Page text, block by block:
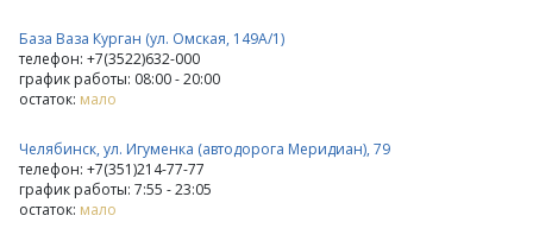
База Ваза Курган (ул. Омская, 149А/1)
телефон: +7(3522)632-000
график работы: 08:00 - 20:00
остаток: мало
Челябинск, ул. Игуменка (автодорога Меридиан), 79
телефон: +7(351)214-77-77
график работы: 7:55 - 23:05
остаток: мало